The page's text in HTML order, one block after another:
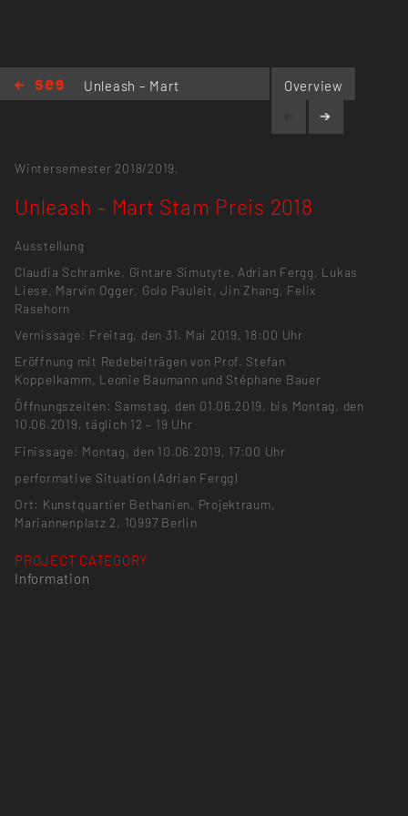
Unleash – Mart
Overview
Wintersemester 2018/2019,
Unleash – Mart Stam Preis 2018
Ausstellung
Claudia Schramke, Gintare Simutyte, Adrian Fergg, Lukas
Liese, Marvin Ogger, Golo Pauleit, Jin Zhang, Felix
Rasehorn
Vernissage: Freitag, den 31. Mai 2019, 18:00 Uhr
Eröffnung mit Redebeiträgen von Prof. Stefan
Koppelkamm, Leonie Baumann und Stéphane Bauer
Öffnungszeiten: Samstag, den 01.06.2019, bis Montag, den
10.06.2019, täglich 12 – 19 Uhr
Finissage: Montag, den 10.06.2019, 17:00 Uhr
performative Situation (Adrian Fergg)
Ort: Kunstquartier Bethanien, Projektraum,
Mariannenplatz 2, 10997 Berlin
PROJECT CATEGORY
Information